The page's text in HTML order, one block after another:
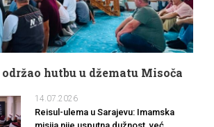
hutbu u džematu Misoča
14.07.2026
Reisul-ulema u Sarajevu: Imamska